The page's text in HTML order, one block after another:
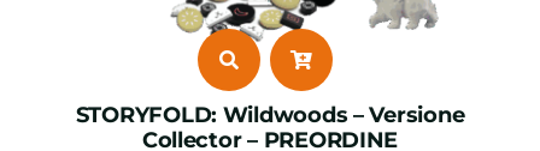
STORYFOLD: Wildwoods – Versione
Collector – PREORDINE